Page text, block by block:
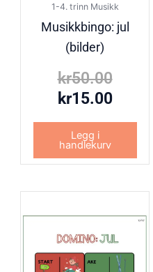
1-4. trinn Musikk
Musikkbingo: jul
(bilder)
kr50.00
kr15.00
Legg i
handlekurv